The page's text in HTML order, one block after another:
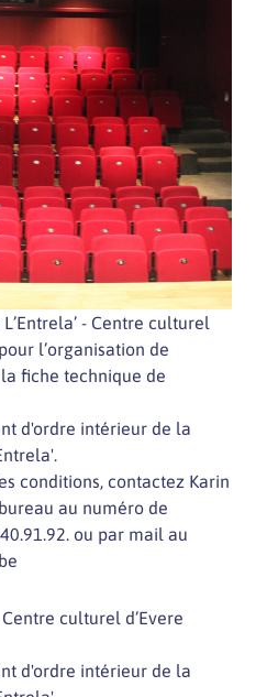
- Centre culturel
l’organisation de
fiche technique de
d'ordre intérieur de la
conditions, contactez Karin
au numéro de
ou par mail au
Centre culturel d’Evere
d'ordre intérieur de la